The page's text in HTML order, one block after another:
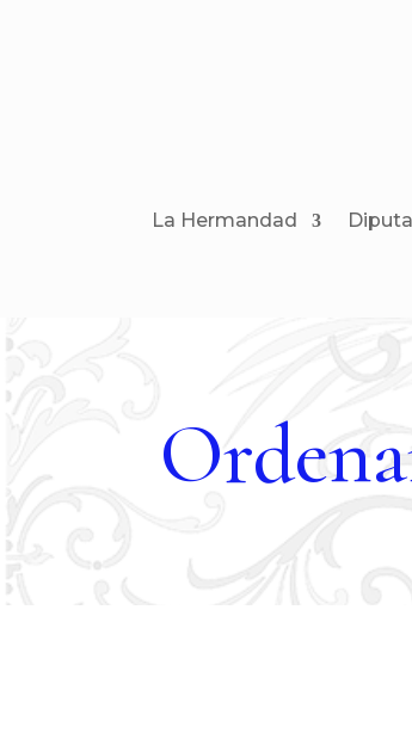
La Hermandad